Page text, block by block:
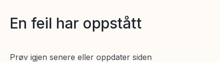
En feil har oppstått
Prøv igjen senere eller oppdater siden